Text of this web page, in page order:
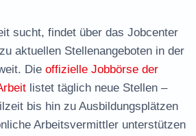
sucht, findet über das Jobcenter
aktuellen Stellenangeboten in der
Die offizielle Jobbörse der
listet täglich neue Stellen –
bis hin zu Ausbildungsplätzen
Arbeitsvermittler unterstützen